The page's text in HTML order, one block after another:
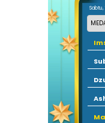
Sabtu,